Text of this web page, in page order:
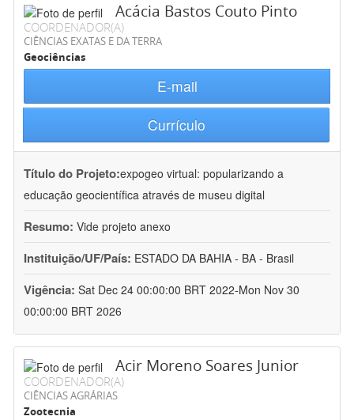
Acácia Bastos Couto Pinto
COORDENADOR(A)
CIÊNCIAS EXATAS E DA TERRA
Geociências
E-mail
Currículo
Título do Projeto:expogeo virtual: popularizando a
educação geocientífica através de museu digital
Resumo: Vide projeto anexo
Instituição/UF/País: ESTADO DA BAHIA - BA - Brasil
Vigência: Sat Dec 24 00:00:00 BRT 2022-Mon Nov 30
00:00:00 BRT 2026
Acir Moreno Soares Junior
COORDENADOR(A)
CIÊNCIAS AGRÁRIAS
Zootecnia